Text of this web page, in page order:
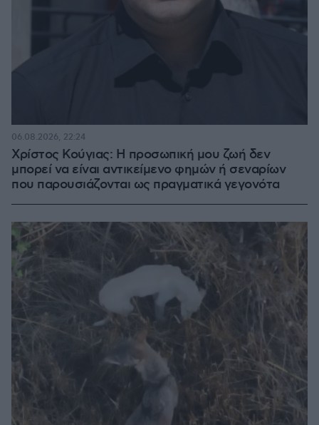
Χρίστος Κούγιας: Η προσωπική μου ζωή δεν
μπορεί να είναι αντικείμενο φημών ή σεναρίων
που παρουσιάζονται ως πραγματικά γεγονότα
06.08.2026, 22:24